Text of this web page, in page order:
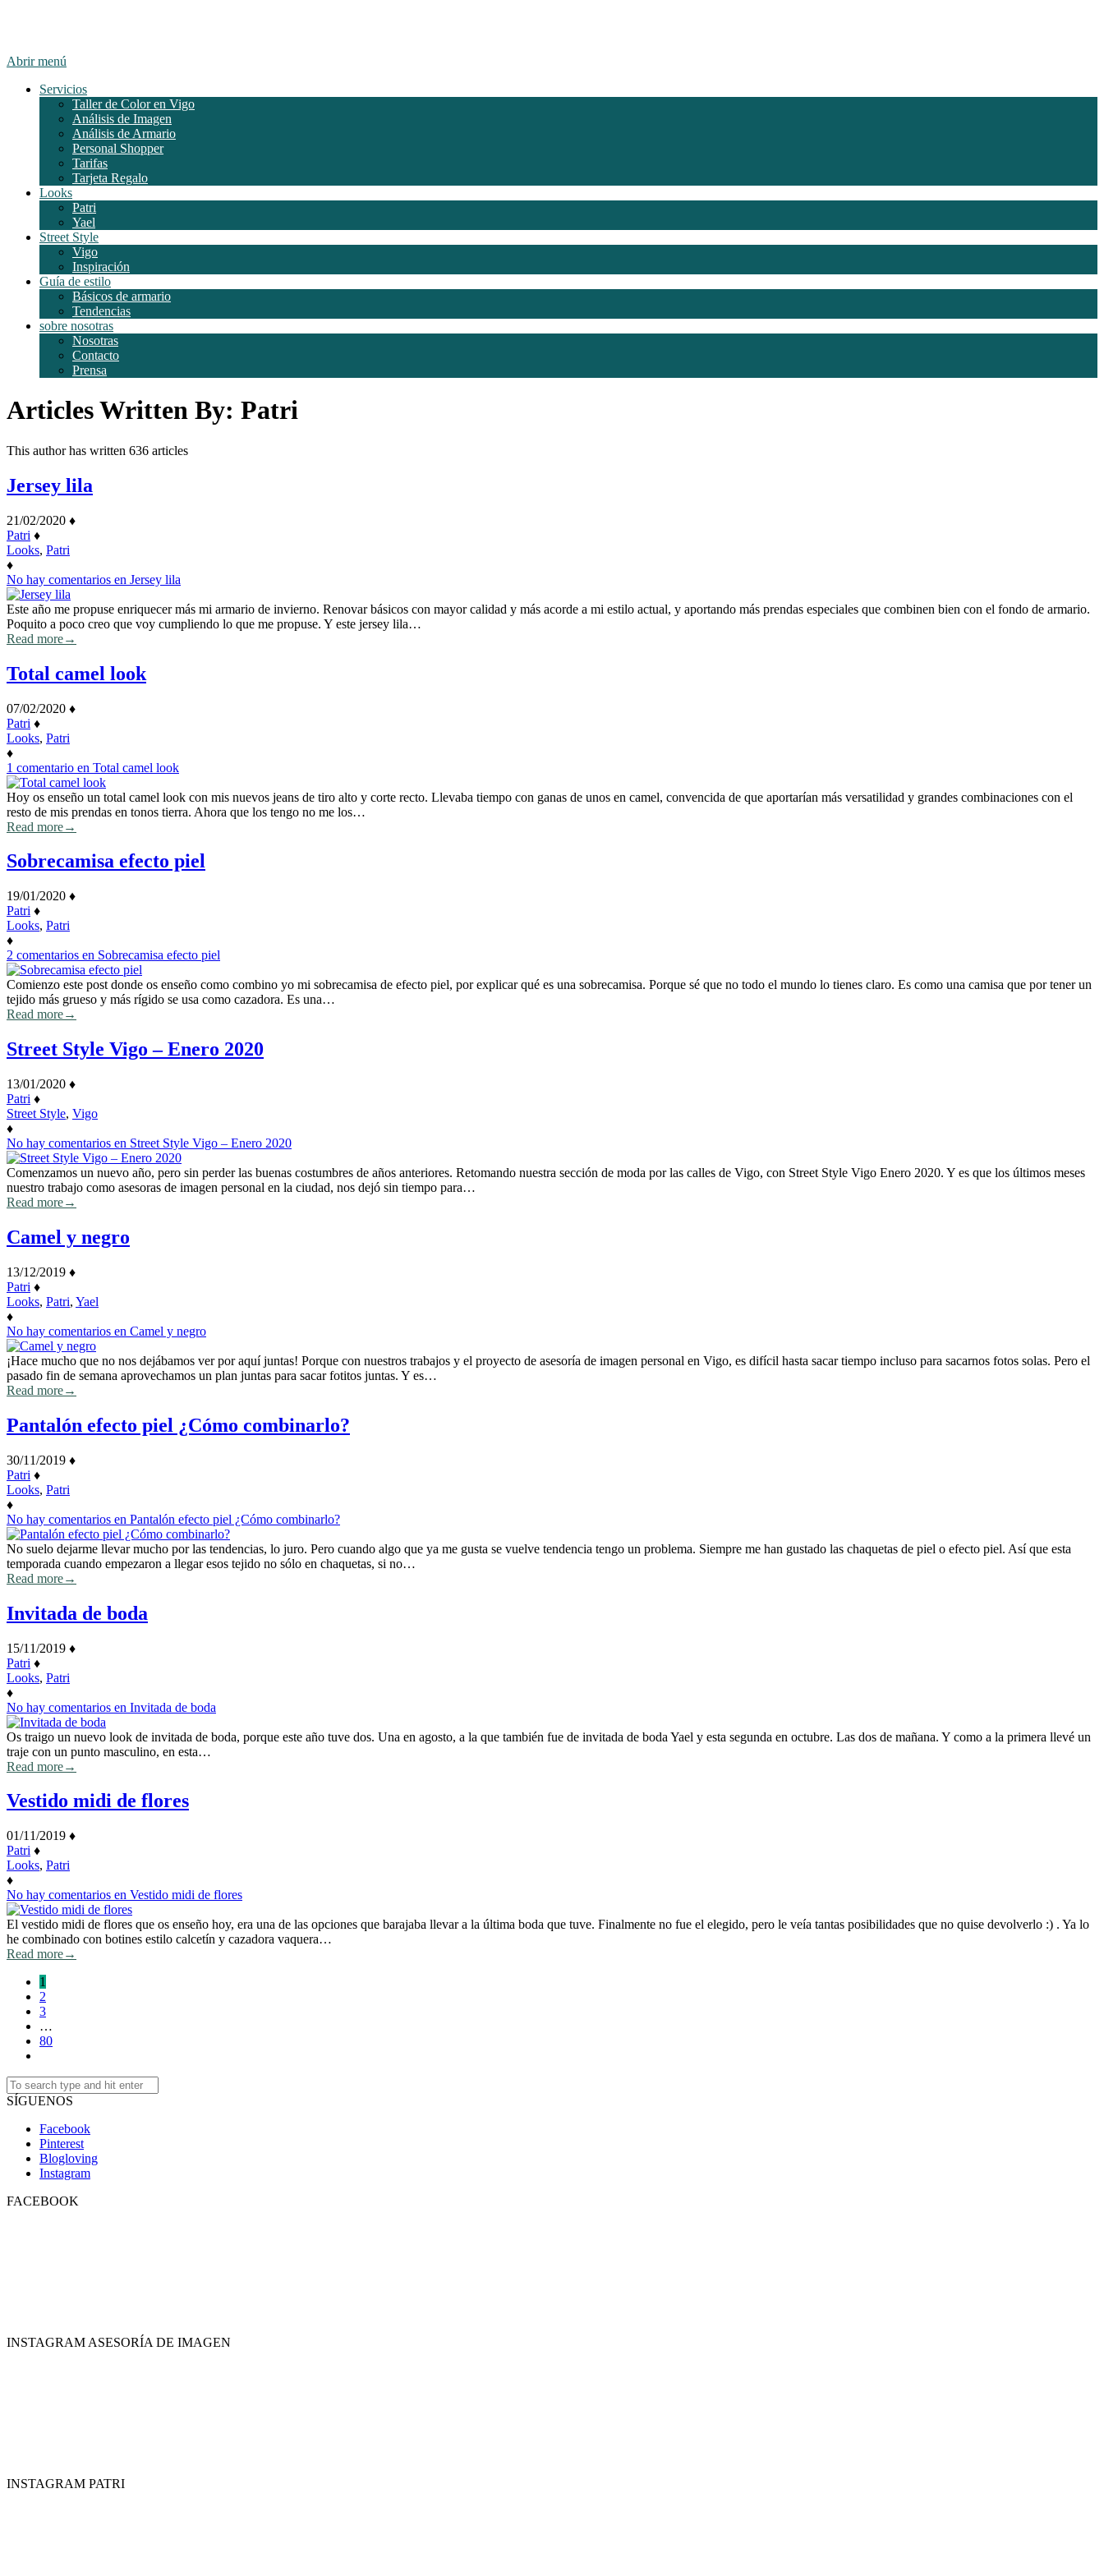
Abrir menú
Servicios
Taller de Color en Vigo
Análisis de Imagen
Análisis de Armario
Personal Shopper
Tarifas
Tarjeta Regalo
Looks
Patri
Yael
Street Style
Vigo
Inspiración
Guía de estilo
Básicos de armario
Tendencias
sobre nosotras
Nosotras
Contacto
Prensa
Articles Written By: Patri
This author has written 636 articles
Jersey lila
21/02/2020 ♦
Patri ♦
Looks, Patri
♦
No hay comentarios en Jersey lila
Este año me propuse enriquecer más mi armario de invierno. Renovar básicos con mayor calidad y más acorde a mi estilo actual, y aportando más prendas especiales que combinen bien con el fondo de armario.
Poquito a poco creo que voy cumpliendo lo que me propuse. Y este jersey lila…
Read more→
Total camel look
07/02/2020 ♦
Patri ♦
Looks, Patri
♦
1 comentario en Total camel look
Hoy os enseño un total camel look con mis nuevos jeans de tiro alto y corte recto. Llevaba tiempo con ganas de unos en camel, convencida de que aportarían más versatilidad y grandes combinaciones con el
resto de mis prendas en tonos tierra. Ahora que los tengo no me los…
Read more→
Sobrecamisa efecto piel
19/01/2020 ♦
Patri ♦
Looks, Patri
♦
2 comentarios en Sobrecamisa efecto piel
Comienzo este post donde os enseño como combino yo mi sobrecamisa de efecto piel, por explicar qué es una sobrecamisa. Porque sé que no todo el mundo lo tienes claro. Es como una camisa que por tener un
tejido más grueso y más rígido se usa como cazadora. Es una…
Read more→
Street Style Vigo – Enero 2020
13/01/2020 ♦
Patri ♦
Street Style, Vigo
♦
No hay comentarios en Street Style Vigo – Enero 2020
Comenzamos un nuevo año, pero sin perder las buenas costumbres de años anteriores. Retomando nuestra sección de moda por las calles de Vigo, con Street Style Vigo Enero 2020. Y es que los últimos meses
nuestro trabajo como asesoras de imagen personal en la ciudad, nos dejó sin tiempo para…
Read more→
Camel y negro
13/12/2019 ♦
Patri ♦
Looks, Patri, Yael
♦
No hay comentarios en Camel y negro
¡Hace mucho que no nos dejábamos ver por aquí juntas! Porque con nuestros trabajos y el proyecto de asesoría de imagen personal en Vigo, es difícil hasta sacar tiempo incluso para sacarnos fotos solas. Pero el
pasado fin de semana aprovechamos un plan juntas para sacar fotitos juntas. Y es…
Read more→
Pantalón efecto piel ¿Cómo combinarlo?
30/11/2019 ♦
Patri ♦
Looks, Patri
♦
No hay comentarios en Pantalón efecto piel ¿Cómo combinarlo?
No suelo dejarme llevar mucho por las tendencias, lo juro. Pero cuando algo que ya me gusta se vuelve tendencia tengo un problema. Siempre me han gustado las chaquetas de piel o efecto piel. Así que esta
temporada cuando empezaron a llegar esos tejido no sólo en chaquetas, si no…
Read more→
Invitada de boda
15/11/2019 ♦
Patri ♦
Looks, Patri
♦
No hay comentarios en Invitada de boda
Os traigo un nuevo look de invitada de boda, porque este año tuve dos. Una en agosto, a la que también fue de invitada de boda Yael y esta segunda en octubre. Las dos de mañana. Y como a la primera llevé un
traje con un punto masculino, en esta…
Read more→
Vestido midi de flores
01/11/2019 ♦
Patri ♦
Looks, Patri
♦
No hay comentarios en Vestido midi de flores
El vestido midi de flores que os enseño hoy, era una de las opciones que barajaba llevar a la última boda que tuve. Finalmente no fue el elegido, pero le veía tantas posibilidades que no quise devolverlo :) . Ya lo
he combinado con botines estilo calcetín y cazadora vaquera…
Read more→
1
2
3
…
80
SÍGUENOS
Facebook
Pinterest
Blogloving
Instagram
FACEBOOK
INSTAGRAM ASESORÍA DE IMAGEN
INSTAGRAM PATRI